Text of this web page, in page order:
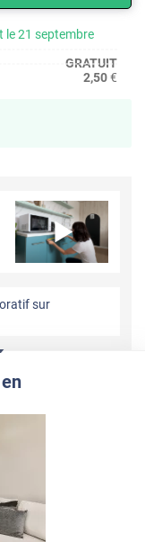
le 21 septembre
GRATUIT
2,50€
sur